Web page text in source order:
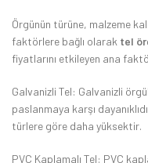
Örgünün türüne, malzeme
faktörlere bağlı olarak tel
fiyatlarını etkileyen ana
Galvanizli Tel: Galvanizli
paslanmaya karşı
türlere göre daha yüksektir.
PVC Kaplamalı Tel: PVC